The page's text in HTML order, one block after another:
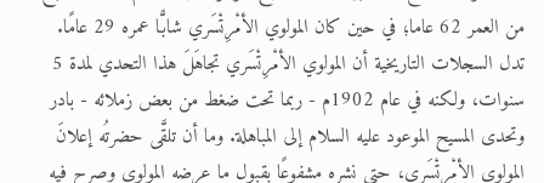
من العمر 62 عاما؛ في حين كان المولوي الأمْرِتْسَري شابًّا عمره 29 عامًا.
تدل السجلات التاريخية أن المولوي الأمْرِتْسَري تجاهَلَ هذا التحدي لمدة 5
سنوات، ولكنه في عام 1902م - ربما تحت ضغط من بعض زملائه - بادر
وتحدى المسيح الموعود عليه السلام إلى المباهلة. وما أن تلقَّى حضرتُه إعلانَ
المولوي الأمْرِتْسَري، حتى نشره مشفوعًا بقبول ما عرضه المولوي وصرح فيه